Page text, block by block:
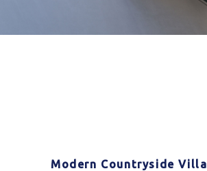
Modern Countryside Villa